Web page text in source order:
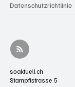
Datenschutzrichtlinie
soaktuell.ch
Stampfistrasse 5